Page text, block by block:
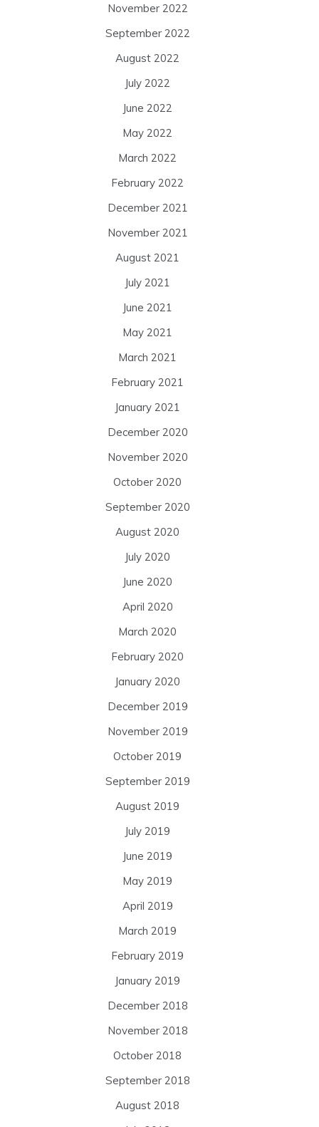
November 2022
September 2022
August 2022
July 2022
June 2022
May 2022
March 2022
February 2022
December 2021
November 2021
August 2021
July 2021
June 2021
May 2021
March 2021
February 2021
January 2021
December 2020
November 2020
October 2020
September 2020
August 2020
July 2020
June 2020
April 2020
March 2020
February 2020
January 2020
December 2019
November 2019
October 2019
September 2019
August 2019
July 2019
June 2019
May 2019
April 2019
March 2019
February 2019
January 2019
December 2018
November 2018
October 2018
September 2018
August 2018